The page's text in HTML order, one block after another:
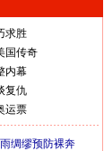
求胜
国传奇
内幕
复仇
运票
绸缪预防裸奔